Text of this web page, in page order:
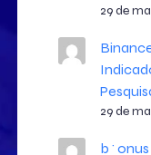
29 de
29 de
b^onus